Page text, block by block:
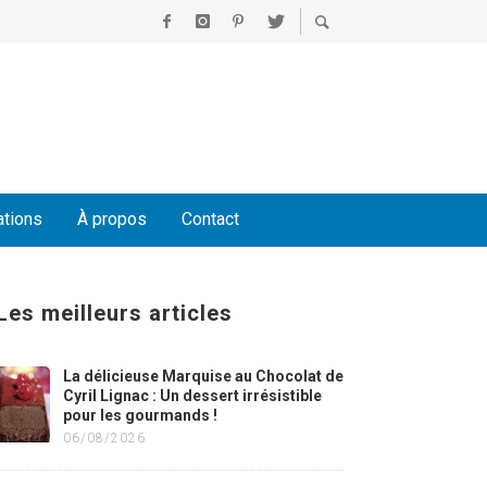
À propos Contact
meilleurs articles
La délicieuse Marquise au Chocolat de
Cyril Lignac : Un dessert irrésistible
pour les gourmands !
06/08/2026